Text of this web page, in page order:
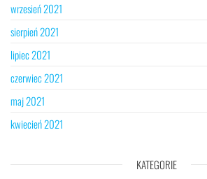
wrzesień 2021
sierpień 2021
lipiec 2021
czerwiec 2021
maj 2021
kwiecień 2021
KATEGORIE